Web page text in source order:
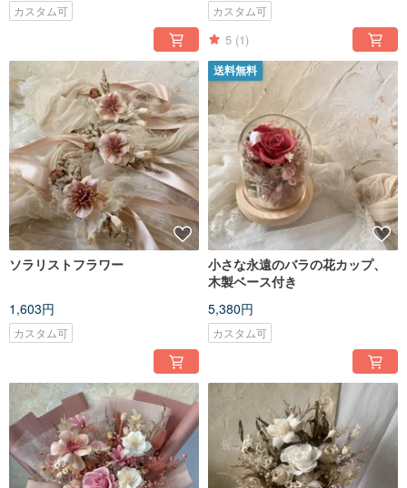
カスタム可 カスタム可
5 (1)
ソラリストフラワー
1,603円
カスタム可
送料無料
小さな永遠のバラの花カップ、
木製ベース付き
5,380円
カスタム可